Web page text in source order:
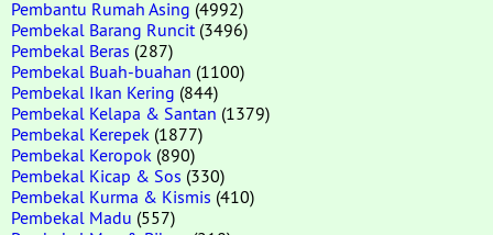
Pembantu Rumah Asing (4992)
Pembekal Barang Runcit (3496)
Pembekal Beras (287)
Pembekal Buah-buahan (1100)
Pembekal Ikan Kering (844)
Pembekal Kelapa & Santan (1379)
Pembekal Kerepek (1877)
Pembekal Keropok (890)
Pembekal Kicap & Sos (330)
Pembekal Kurma & Kismis (410)
Pembekal Madu (557)